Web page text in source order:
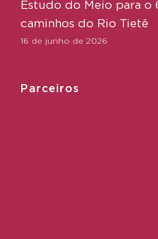
Estudo do Meio para o
caminhos do Rio Tietê
16 de junho de 2026
Parceiros